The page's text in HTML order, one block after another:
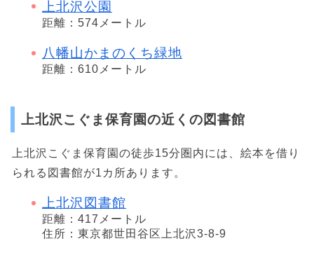
上北沢公園
距離：574メートル
八幡山かまのくち緑地
距離：610メートル
上北沢こぐま保育園の近くの図書館
上北沢こぐま保育園の徒歩15分圏内には、絵本を借り
られる図書館が1カ所あります。
上北沢図書館
距離：417メートル
住所：東京都世田谷区上北沢3-8-9